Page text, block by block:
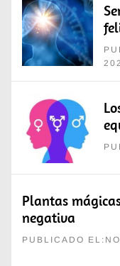
Plantas
negativa
PUBLICADO